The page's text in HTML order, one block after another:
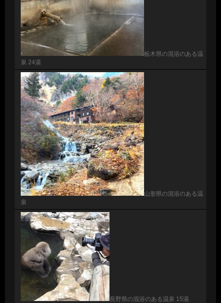
栃木県の混浴のある温
泉 24湯
山形県の混浴のある温
泉
長野県の混浴のある温泉 15湯